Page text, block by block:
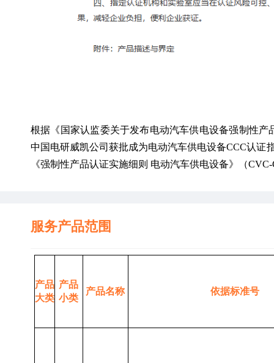
根据《国家认监委关于发布电动汽车供电设备强制性
中国电研威凯公司获批成为电动汽车供电设备CCC认
《强制性产品认证实施细则 电动汽车供电设备》（
服务产品范围
产品
大类
产品
小类
产品名称 依据标准号